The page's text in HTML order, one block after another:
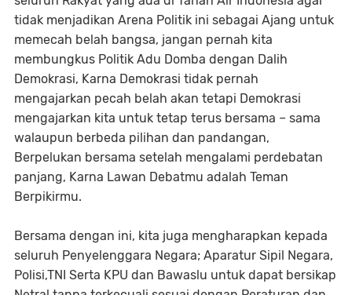
tidak menjadikan Arena Politik ini sebagai Ajang untuk
memecah belah bangsa, jangan pernah kita
membungkus Politik Adu Domba dengan Dalih
Demokrasi, Karna Demokrasi tidak pernah
mengajarkan pecah belah akan tetapi Demokrasi
mengajarkan kita untuk tetap terus bersama – sama
walaupun berbeda pilihan dan pandangan,
Berpelukan bersama setelah mengalami perdebatan
panjang, Karna Lawan Debatmu adalah Teman
Berpikirmu.
Bersama dengan ini, kita juga mengharapkan kepada
seluruh Penyelenggara Negara; Aparatur Sipil Negara,
Polisi,TNI Serta KPU dan Bawaslu untuk dapat bersikap